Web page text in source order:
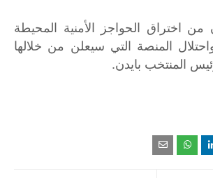
اختراق الحواجز الأمنية المحيطة
المنصة التي سيعلن من خلالها
المنتخب بايدن.